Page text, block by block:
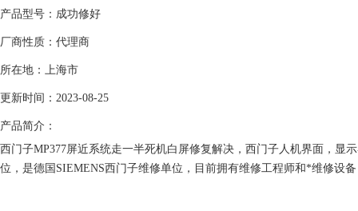
产品型号：成功修好
厂商性质：代理商
所在地：上海市
更新时间：2023-08-25
产品简介：
西门子MP377屏近系统走一半死机白屏修复解决，西门子人机界面，显
位，是德国SIEMENS西门子维修单位，目前拥有维修工程师和*维修设